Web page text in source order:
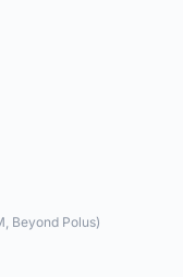
Beyond Polus)